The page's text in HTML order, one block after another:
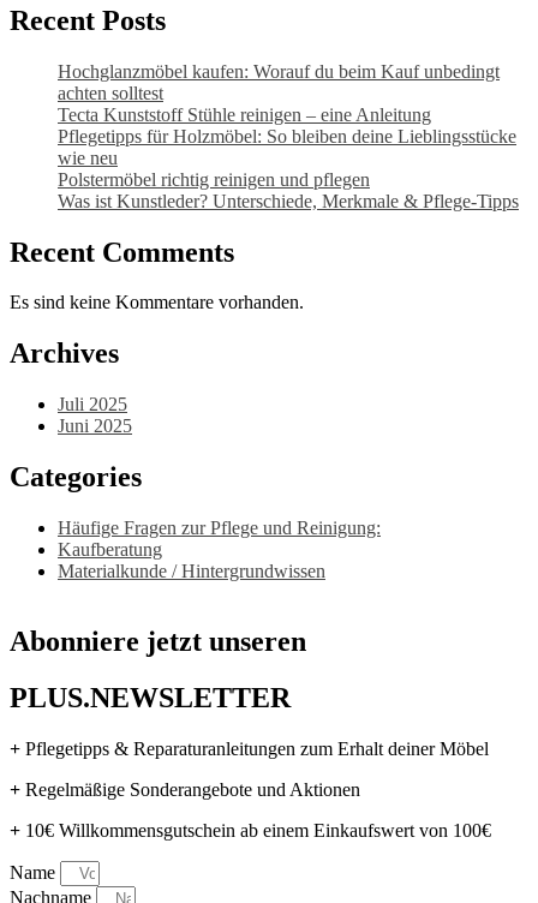
auf
der
gewählt
werden
Recent Posts
Hochglanzmöbel kaufen: Worauf du beim Kauf unbedingt
achten solltest
Tecta Kunststoff Stühle reinigen – eine Anleitung
Pflegetipps für Holzmöbel: So bleiben deine Lieblingsstücke
wie neu​
Polstermöbel richtig reinigen und pflegen
Was ist Kunstleder? Unterschiede, Merkmale & Pflege-Tipps
Recent Comments
Es sind keine Kommentare vorhanden.
Archives
Juli 2025
Juni 2025
Categories
Häufige Fragen zur Pflege und Reinigung:
Kaufberatung
Materialkunde / Hintergrundwissen
Abonniere jetzt unseren
PLUS.NEWSLETTER
+ Pflegetipps & Reparaturanleitungen zum Erhalt deiner Möbel
+ Regelmäßige Sonderangebote und Aktionen
+ 10€ Willkommensgutschein ab einem Einkaufswert von 100€
Name
Nachname